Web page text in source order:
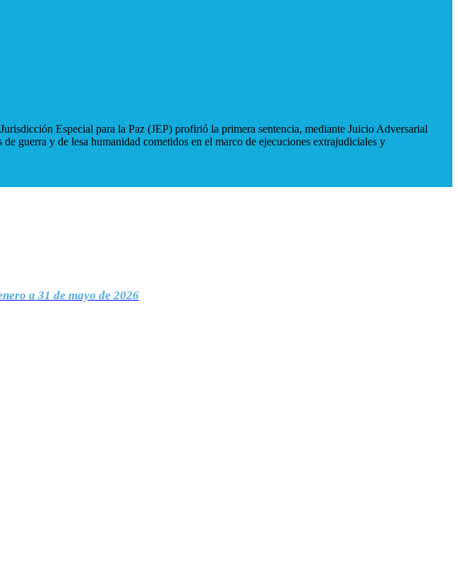
Especial para la Paz (JEP) profirió la primera sentencia, mediante Juicio Adversarial
guerra y de lesa humanidad cometidos en el marco de ejecuciones extrajudiciales y
a 31 de mayo de 2026